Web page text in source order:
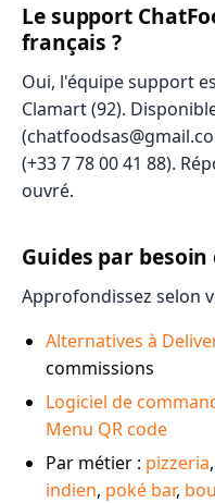
Le support
français ?
Oui, l'équipe support
Clamart (92).
(+33 7 78 00 41 88).
ouvré.
Guides par
Approfondissez selon
Alternatives à
commissions
Logiciel de
Menu QR code
Par métier : pizzeria
indien, poké bar,